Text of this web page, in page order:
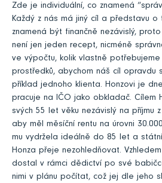
Zde je individuální, co znamená
Každý z nás má jiný cíl a představu o
znamená být finančně nezávislý,
není jen jeden recept, nicméně
ve výpočtu, kolik vlastně potřebujeme
prostředků, abychom náš cíl opravdu
příklad jednoho klienta. Honzovi je
pracuje na IČO jako obkladač. Cílem
svých 55 let věku nezávislý na příjmu
aby měl měsíční rentu na úrovni
mu vydržela ideálně do 85 let a
Honza přeje nezohledňovat.
dostal v rámci dědictví po své
nimi v plánu počítat, což jej dle jeho